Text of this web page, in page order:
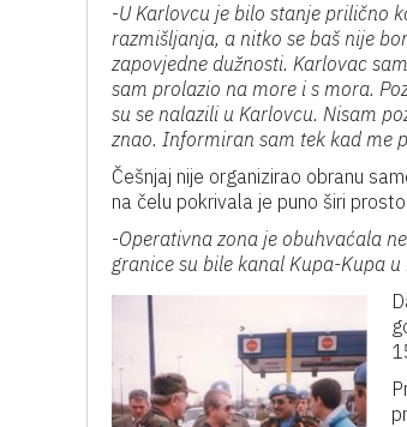
-U Karlovcu je bilo stanje prilično
razmišljanja, a nitko se baš nije
zapovjedne dužnosti. Karlovac
sam prolazio na more i s mora.
su se nalazili u Karlovcu. Nisam
znao. Informiran sam tek kad me
Češnjaj nije organizirao obranu
na čelu pokrivala je puno širi
-Operativna zona je obuhvaćala
granice su bile kanal Kupa-Kupa